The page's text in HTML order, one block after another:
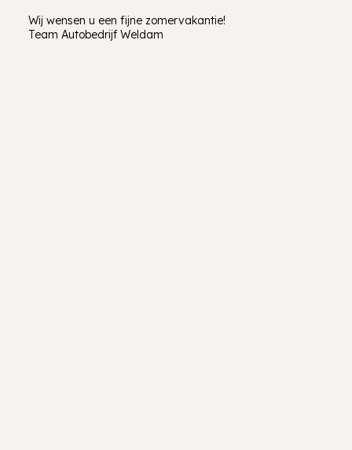
Wij wensen u een fijne zomervakantie!
Team Autobedrijf Weldam